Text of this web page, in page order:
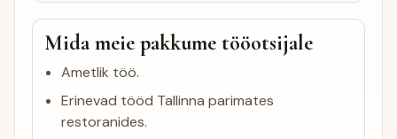
Mida meie pakkume tööotsijale
Ametlik töö.
Erinevad tööd Tallinna parimates
restoranides.